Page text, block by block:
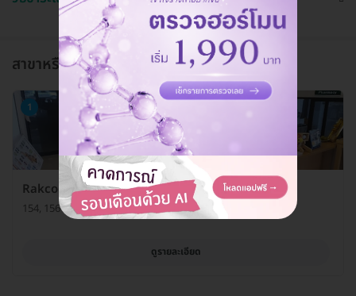
สาขาหรือแผนกที่ให้บริการ
1
Rakcoon Animal Clinic (รักษ์คุณ รักษาสัตว์)
154, 156 หมู่ 8 ถ. รัตนาธิเบศร์ ต. กระสอ อ. เมือง จ. นนทบุรี 11000
ดูรายละเอียด